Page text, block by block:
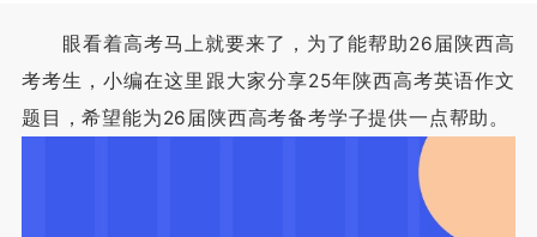
眼看着高考马上就要来了，为了能帮助26届陕西高
考考生，小编在这里跟大家分享25年陕西高考英语作文
题目，希望能为26届陕西高考备考学子提供一点帮助。